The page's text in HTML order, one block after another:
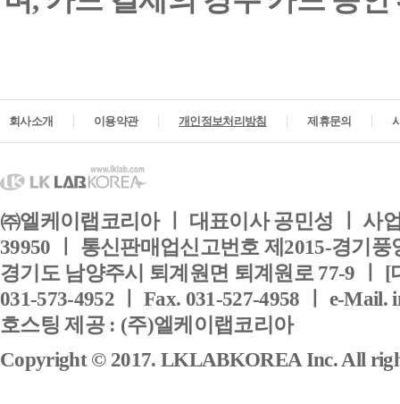
회사소개 이용약관 개인정보처리방침 제휴문의
㈜엘케이랩코리아 ㅣ 대표이사 공민성 ㅣ 사
39950 ㅣ 통신판매업신고번호 제2015-경기풍
경기도 남양주시 퇴계원면 퇴계원로 77-9 ㅣ
031-573-4952 ㅣ Fax. 031-527-4958 ㅣ e-Mail.
호스팅 제공 : (주)엘케이랩코리아
Copyright © 2017. LKLABKOREA Inc. All